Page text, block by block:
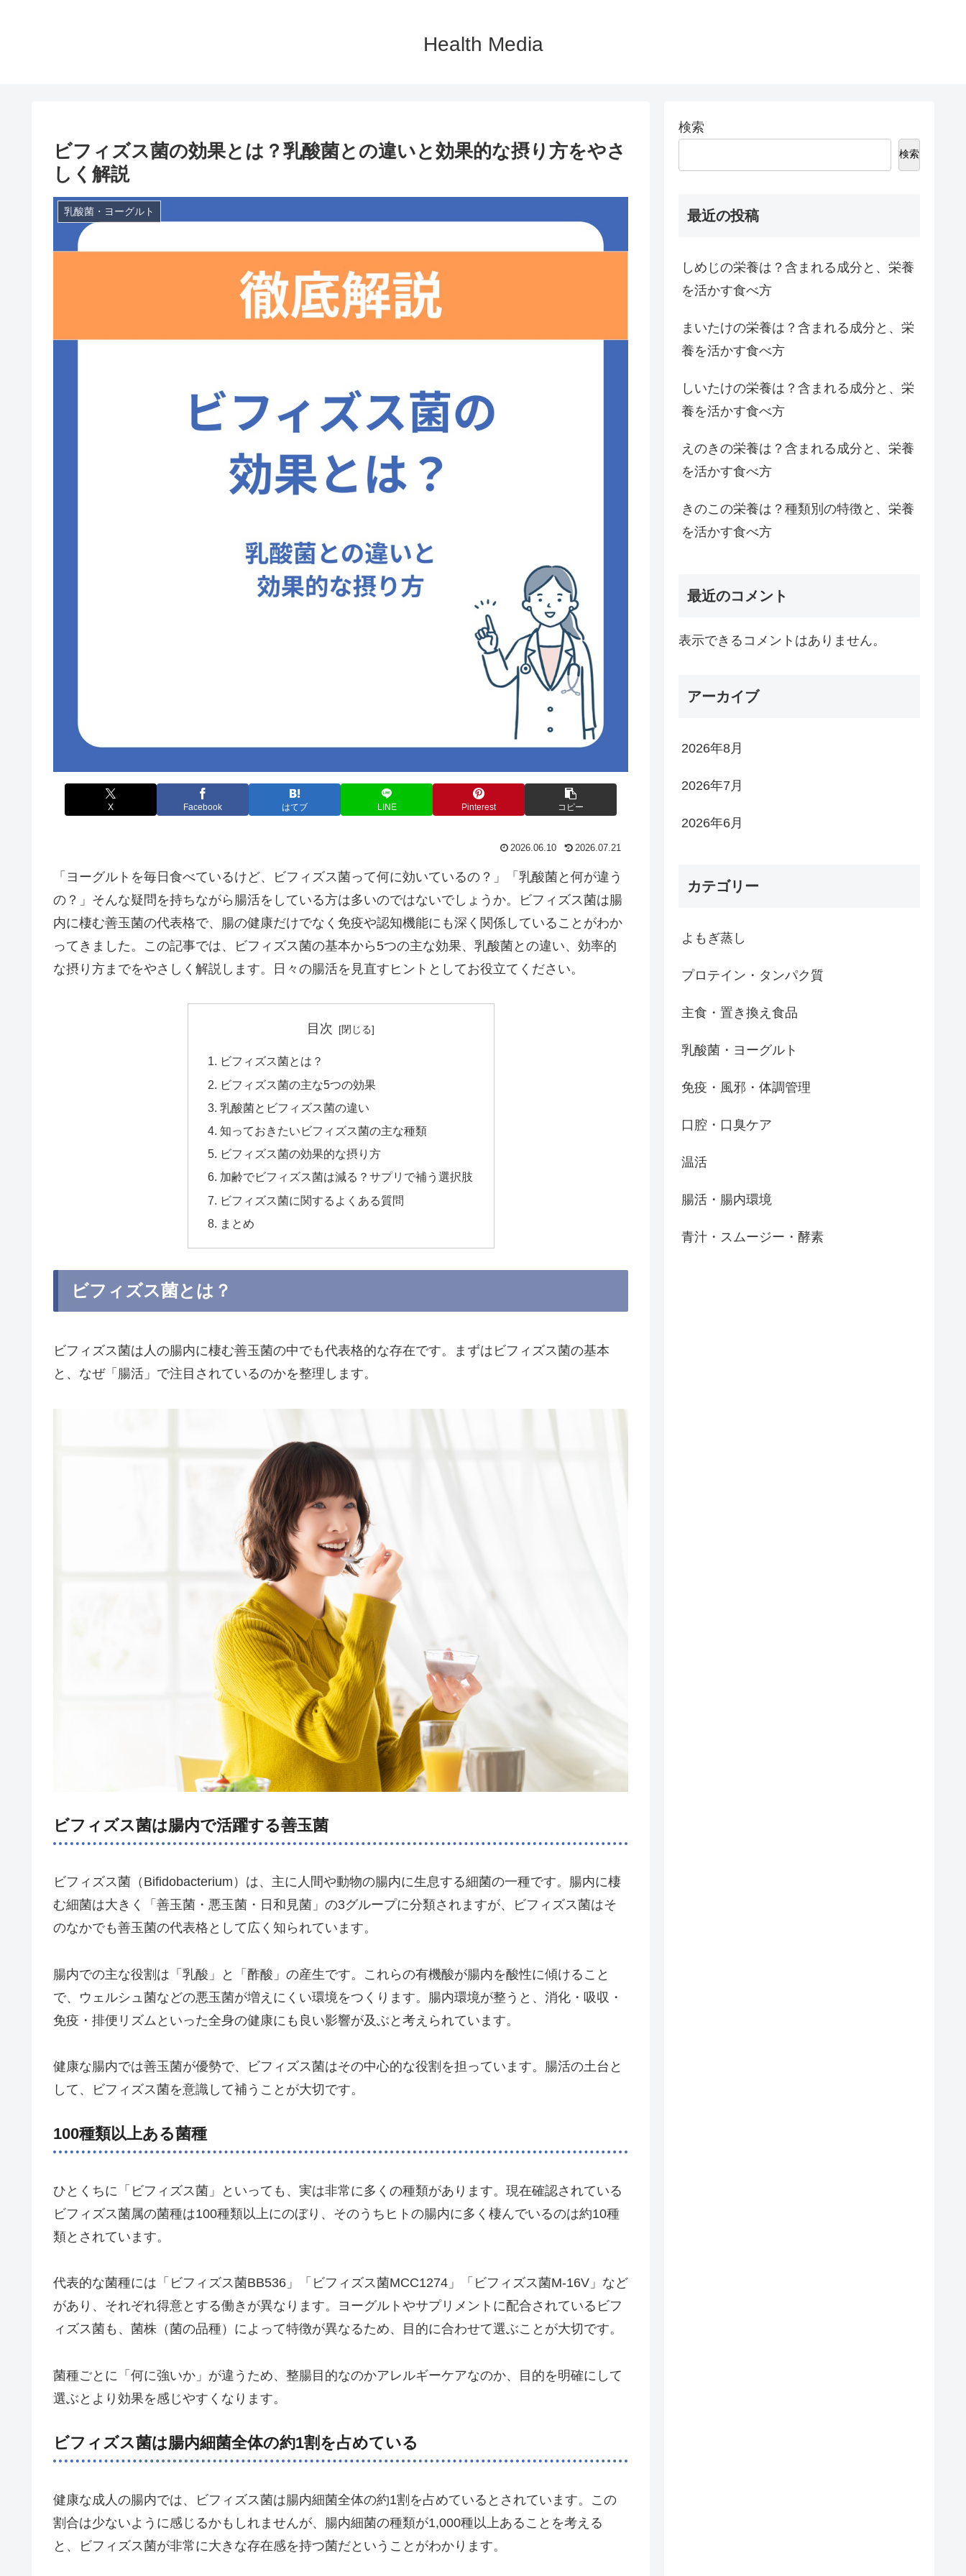
Health Media
ビフィズス菌の効果とは？乳酸菌との違いと効果的な摂り方をやさ
しく解説
乳酸菌・ヨーグルト
X Facebook はてブ LINE Pinterest コピー
2026.06.10 2026.07.21
「ヨーグルトを毎日食べているけど、ビフィズス菌って何に効いているの？」「乳酸菌と何が違う
の？」そんな疑問を持ちながら腸活をしている方は多いのではないでしょうか。ビフィズス菌は腸
内に棲む善玉菌の代表格で、腸の健康だけでなく免疫や認知機能にも深く関係していることがわか
ってきました。この記事では、ビフィズス菌の基本から5つの主な効果、乳酸菌との違い、効率的
な摂り方までをやさしく解説します。日々の腸活を見直すヒントとしてお役立てください。
目次
ビフィズス菌とは？
ビフィズス菌の主な5つの効果
乳酸菌とビフィズス菌の違い
知っておきたいビフィズス菌の主な種類
ビフィズス菌の効果的な摂り方
加齢でビフィズス菌は減る？サプリで補う選択肢
ビフィズス菌に関するよくある質問
まとめ
ビフィズス菌とは？
ビフィズス菌は人の腸内に棲む善玉菌の中でも代表格的な存在です。まずはビフィズス菌の基本
と、なぜ「腸活」で注目されているのかを整理します。
ビフィズス菌は腸内で活躍する善玉菌
ビフィズス菌（Bifidobacterium）は、主に人間や動物の腸内に生息する細菌の一種です。腸内に棲
む細菌は大きく「善玉菌・悪玉菌・日和見菌」の3グループに分類されますが、ビフィズス菌はそ
のなかでも善玉菌の代表格として広く知られています。
腸内での主な役割は「乳酸」と「酢酸」の産生です。これらの有機酸が腸内を酸性に傾けること
で、ウェルシュ菌などの悪玉菌が増えにくい環境をつくります。腸内環境が整うと、消化・吸収・
免疫・排便リズムといった全身の健康にも良い影響が及ぶと考えられています。
健康な腸内では善玉菌が優勢で、ビフィズス菌はその中心的な役割を担っています。腸活の土台と
して、ビフィズス菌を意識して補うことが大切です。
100種類以上ある菌種
ひとくちに「ビフィズス菌」といっても、実は非常に多くの種類があります。現在確認されている
ビフィズス菌属の菌種は100種類以上にのぼり、そのうちヒトの腸内に多く棲んでいるのは約10種
類とされています。
代表的な菌種には「ビフィズス菌BB536」「ビフィズス菌MCC1274」「ビフィズス菌M-16V」など
があり、それぞれ得意とする働きが異なります。ヨーグルトやサプリメントに配合されているビフ
ィズス菌も、菌株（菌の品種）によって特徴が異なるため、目的に合わせて選ぶことが大切です。
菌種ごとに「何に強いか」が違うため、整腸目的なのかアレルギーケアなのか、目的を明確にして
選ぶとより効果を感じやすくなります。
ビフィズス菌は腸内細菌全体の約1割を占めている
健康な成人の腸内では、ビフィズス菌は腸内細菌全体の約1割を占めているとされています。この
割合は少ないように感じるかもしれませんが、腸内細菌の種類が1,000種以上あることを考える
と、ビフィズス菌が非常に大きな存在感を持つ菌だということがわかります。
検索
検索
最近の投稿
しめじの栄養は？含まれる成分と、栄養
を活かす食べ方
まいたけの栄養は？含まれる成分と、栄
養を活かす食べ方
しいたけの栄養は？含まれる成分と、栄
養を活かす食べ方
えのきの栄養は？含まれる成分と、栄養
を活かす食べ方
きのこの栄養は？種類別の特徴と、栄養
を活かす食べ方
最近のコメント
表示できるコメントはありません。
アーカイブ
2026年8月
2026年7月
2026年6月
カテゴリー
よもぎ蒸し
プロテイン・タンパク質
主食・置き換え食品
乳酸菌・ヨーグルト
免疫・風邪・体調管理
口腔・口臭ケア
温活
腸活・腸内環境
青汁・スムージー・酵素